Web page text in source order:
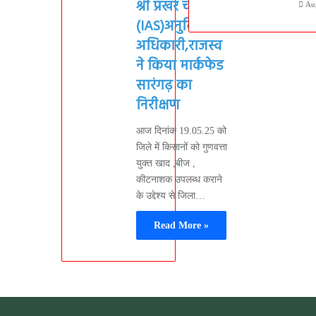
श्री प्रखर चंद्राकर
(IAS)अनुविभागीय
अधिकारी,राजस्व
ने किया मार्कफेड
सारंगढ़ का
निरीक्षण
आज दिनांक 19.05.25 को
जिले में किसानों को गुणवत्ता
युक्त खाद ,बीज ,
कीटनाशक उपलब्ध कराने
के उद्देश्य से जिला…
Read More »